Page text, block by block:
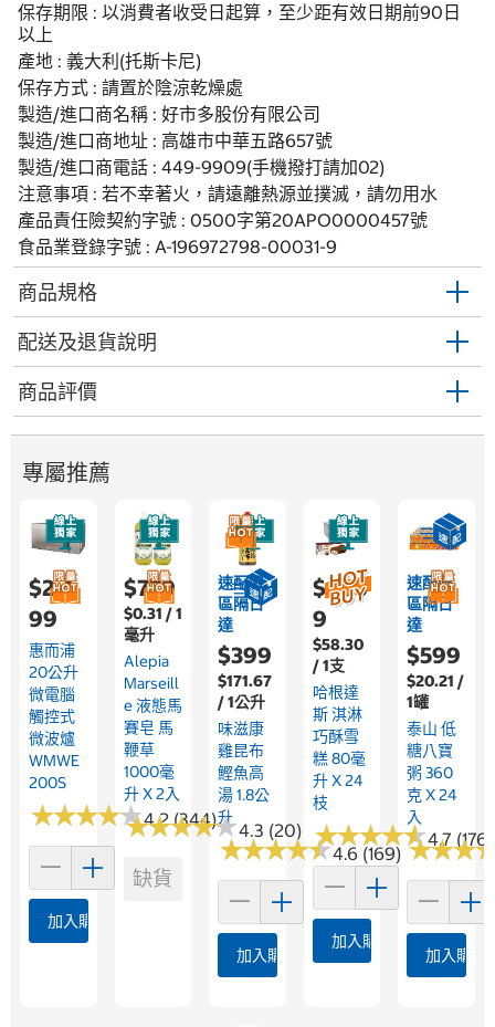
保存期限 : 以消費者收受日起算，至少距有效日期前90日
以上
產地 : 義大利(托斯卡尼)
保存方式 : 請置於陰涼乾燥處
製造/進口商名稱 : 好市多股份有限公司
製造/進口商地址 : 高雄市中華五路657號
製造/進口商電話 : 449-9909(手機撥打請加02)
注意事項 : 若不幸著火，請遠離熱源並撲滅，請勿用水
產品責任險契約字號 : 0500字第20APO0000457號
食品業登錄字號 : A-196972798-00031-9
商品規格
配送及退貨說明
商品評價
專屬推薦
$2,4
99
惠而浦
20公升
微電腦
觸控式
微波爐
WMWE
200S
★★★★★
★★★★★4.2 (344)
加入購物車
$779
$0.31 / 1
毫升
Alepia
Marseill
E 液態馬
賽皂 馬
鞭草
1000毫
升 X 2入
★★★★★
★★★★★4.3 (20)
缺貨
速配限
區隔日
達
$399
$171.67
/ 1公升
味滋康
雞昆布
鰹魚高
湯 1.8公
升
★★★★★
★★★★★4.6 (169)
加入購物車
$1,68
9
$58.30
/ 1支
哈根達
斯 淇淋
巧酥雪
糕 80毫
升 X 24
枝
★★★★★
★★★★★4.7 (176)
加入購物車
速配限
區隔日
達
$599
$20.21 /
1罐
泰山 低
糖八寶
粥 360
克 X 24
入
★★★
★★★
加入購物